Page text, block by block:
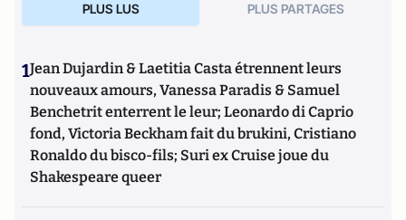
PLUS LUS PLUS PARTAGES
1Jean Dujardin & Laetitia Casta étrennent leurs
nouveaux amours, Vanessa Paradis & Samuel
Benchetrit enterrent le leur; Leonardo di Caprio
fond, Victoria Beckham fait du brukini, Cristiano
Ronaldo du bisco-fils; Suri ex Cruise joue du
Shakespeare queer